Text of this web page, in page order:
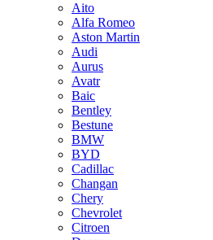
Aito
Alfa Romeo
Aston Martin
Audi
Aurus
Avatr
Baic
Bentley
Bestune
BMW
BYD
Cadillac
Changan
Chery
Chevrolet
Citroen